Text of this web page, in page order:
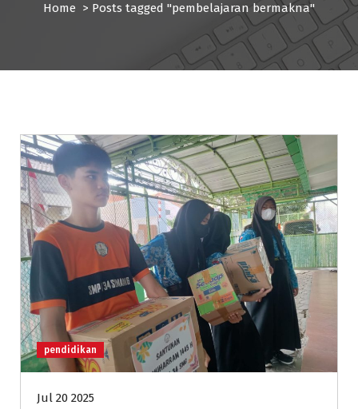
Home > Posts tagged "pembelajaran bermakna"
pendidikan
Jul 20 2025